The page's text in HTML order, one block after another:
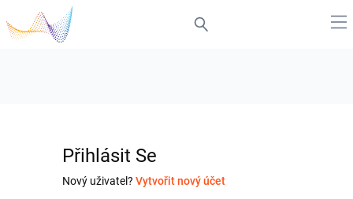
Přihlásit Se
Nový uživatel? Vytvořit nový účet